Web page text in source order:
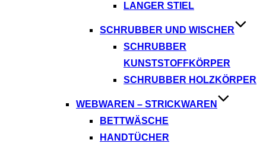
LANGER STIEL
SCHRUBBER UND WISCHER
SCHRUBBER
KUNSTSTOFFKÖRPER
SCHRUBBER HOLZKÖRPER
WEBWAREN – STRICKWAREN
BETTWÄSCHE
HANDTÜCHER